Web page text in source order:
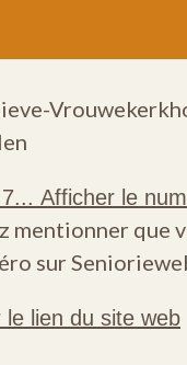
mentionner que
sur